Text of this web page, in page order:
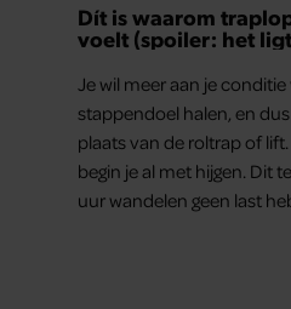
Dít is waarom
voelt (spoiler: het
Je wil meer aan je
stappendoel halen, en
plaats van de roltrap of
begin je al met hijgen. Dit
uur wandelen geen last